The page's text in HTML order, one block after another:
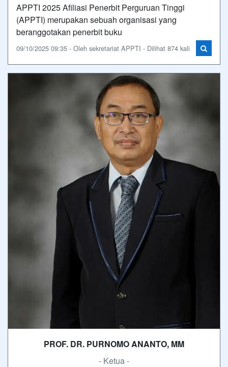
APPTI 2025 Afiliasi Penerbit Perguruan Tinggi
(APPTI) merupakan sebuah organisasi yang
beranggotakan penerbit buku
09/10/2025 09:35 - Oleh sekretariat APPTI - Dilihat 874 kali
PROF. DR. PURNOMO ANANTO, MM
- Ketua -